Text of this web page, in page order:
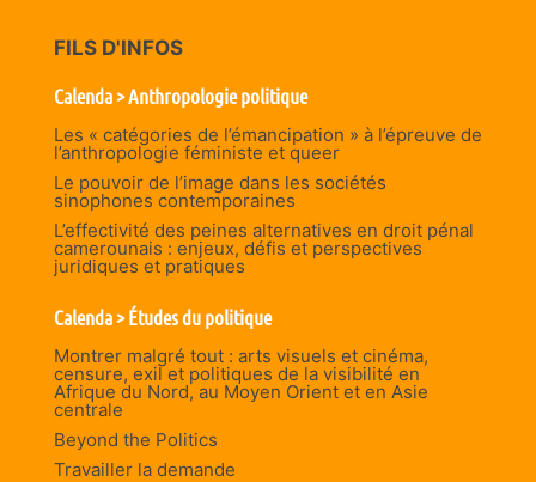
FILS D'INFOS
Calenda > Anthropologie politique
Les « catégories de l’émancipation » à l’épreuve de
l’anthropologie féministe et queer
Le pouvoir de l’image dans les sociétés
sinophones contemporaines
L’effectivité des peines alternatives en droit pénal
camerounais : enjeux, défis et perspectives
juridiques et pratiques
Calenda > Études du politique
Montrer malgré tout : arts visuels et cinéma,
censure, exil et politiques de la visibilité en
Afrique du Nord, au Moyen Orient et en Asie
centrale
Beyond the Politics
Travailler la demande